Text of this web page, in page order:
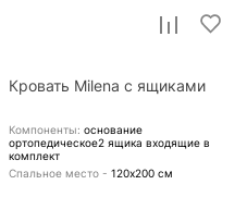
Кровать Milena с ящиками
Компоненты: основание
ортопедическое2 ящика входящие в
комплект
Спальное место - 120х200 см